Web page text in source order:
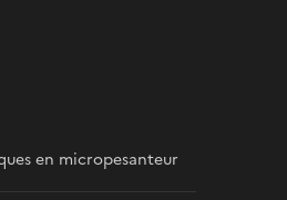
en micropesanteur